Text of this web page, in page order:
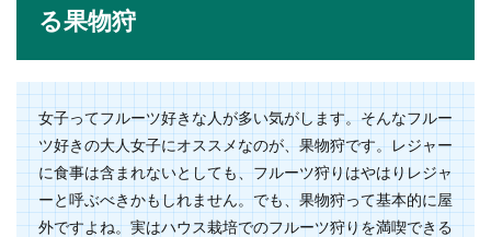
る果物狩
女子ってフルーツ好きな人が多い気がします。そんなフルー
ツ好きの大人女子にオススメなのが、果物狩です。レジャー
に食事は含まれないとしても、フルーツ狩りはやはりレジャ
ーと呼ぶべきかもしれません。でも、果物狩って基本的に屋
外ですよね。実はハウス栽培でのフルーツ狩りを満喫できる